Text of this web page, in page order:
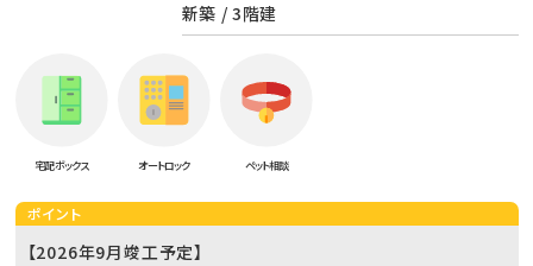
新築 / 3階建
宅配ボックス オートロック ペット相談
ポイント
【2026年9月竣工予定】